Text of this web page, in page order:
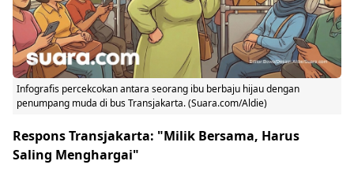
Infografis percekcokan antara seorang ibu berbaju hijau dengan
penumpang muda di bus Transjakarta. (Suara.com/Aldie)
Respons Transjakarta: "Milik Bersama, Harus
Saling Menghargai"